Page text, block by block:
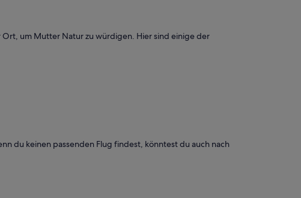
Ort, um Mutter Natur zu würdigen. Hier sind einige der
du keinen passenden Flug findest, könntest du auch nach